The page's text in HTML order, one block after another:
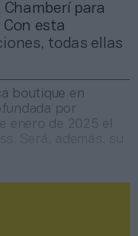
para
esta
todas ellas
boutique en
por
enero de 2025 el